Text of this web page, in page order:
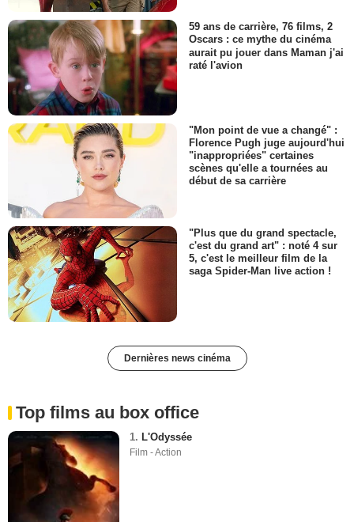
59 ans de carrière, 76 films, 2
Oscars : ce mythe du cinéma
aurait pu jouer dans Maman j'ai
raté l'avion
"Mon point de vue a changé" :
Florence Pugh juge aujourd'hui
"inappropriées" certaines
scènes qu'elle a tournées au
début de sa carrière
"Plus que du grand spectacle,
c'est du grand art" : noté 4 sur
5, c'est le meilleur film de la
saga Spider-Man live action !
Dernières news cinéma
Top films au box office
1. L'Odyssée
Film - Action